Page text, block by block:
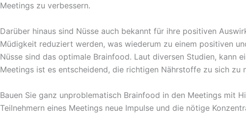
Meetings zu verbessern.
Darüber hinaus sind Nüsse auch bekannt für ihre positiven
Müdigkeit reduziert werden, was wiederum zu einem positiven
Nüsse sind das optimale Brainfood. Laut diversen Studien, kann
Meetings ist es entscheidend, die richtigen Nährstoffe zu sich
Bauen Sie ganz unproblematisch Brainfood in den Meetings mit
Teilnehmern eines Meetings neue Impulse und die nötige